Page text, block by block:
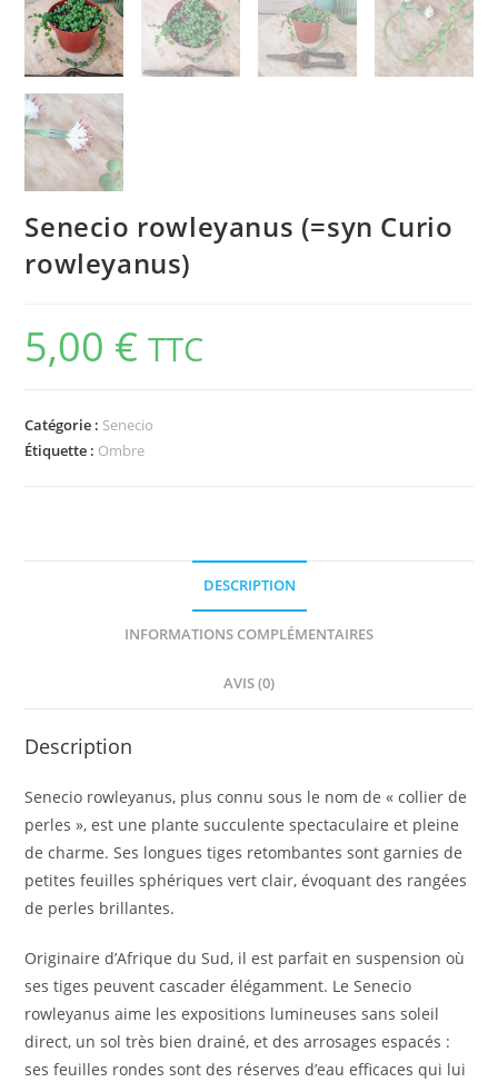
Senecio rowleyanus (=syn Curio
rowleyanus)
5,00 € TTC
Catégorie : Senecio
Étiquette : Ombre
DESCRIPTION
INFORMATIONS COMPLÉMENTAIRES
AVIS (0)
Description
Senecio rowleyanus, plus connu sous le nom de « collier de
perles », est une plante succulente spectaculaire et pleine
de charme. Ses longues tiges retombantes sont garnies de
petites feuilles sphériques vert clair, évoquant des rangées
de perles brillantes.
Originaire d’Afrique du Sud, il est parfait en suspension où
ses tiges peuvent cascader élégamment. Le Senecio
rowleyanus aime les expositions lumineuses sans soleil
direct, un sol très bien drainé, et des arrosages espacés :
ses feuilles rondes sont des réserves d’eau efficaces qui lui